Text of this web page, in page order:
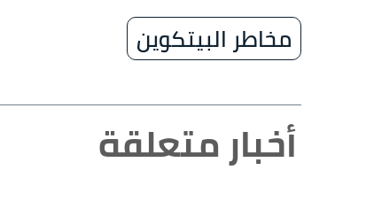
مخاطر البيتكوين
أخبار متعلقة